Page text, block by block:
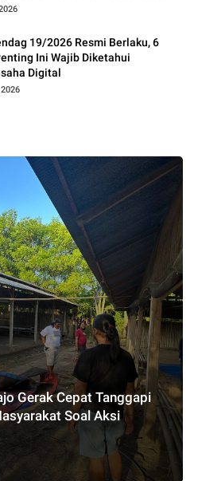
19/2026 Resmi Berlaku, 6
Ini Wajib Diketahui
Digital
Gerak Cepat Tanggapi
Soal Aksi